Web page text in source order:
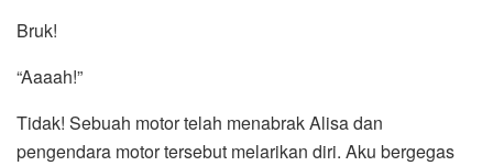
Bruk!
“Aaaah!”
Tidak! Sebuah motor telah menabrak Alisa dan
pengendara motor tersebut melarikan diri. Aku bergegas